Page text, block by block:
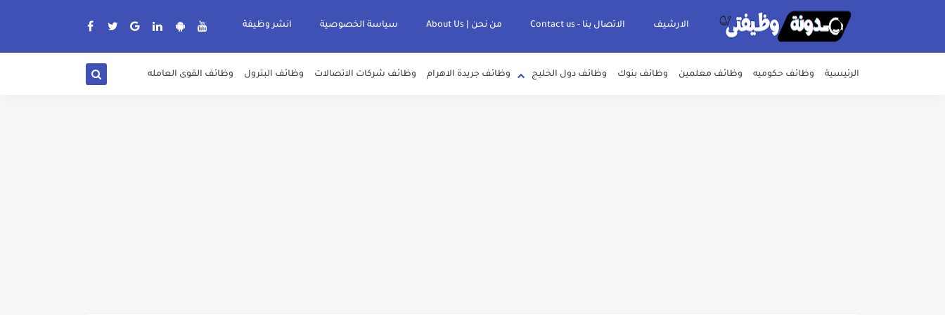
الارشيف الاتصال بنا - Contact us من نحن | About Us سياسة الخصوصية انشر وظيفة
الرئيسية وظائف حكوميه وظائف معلمين وظائف بنوك وظائف دول الخليج وظائف جريدة الاهرام وظائف شركات الاتصالات وظائف البترول وظائف القوى العامله